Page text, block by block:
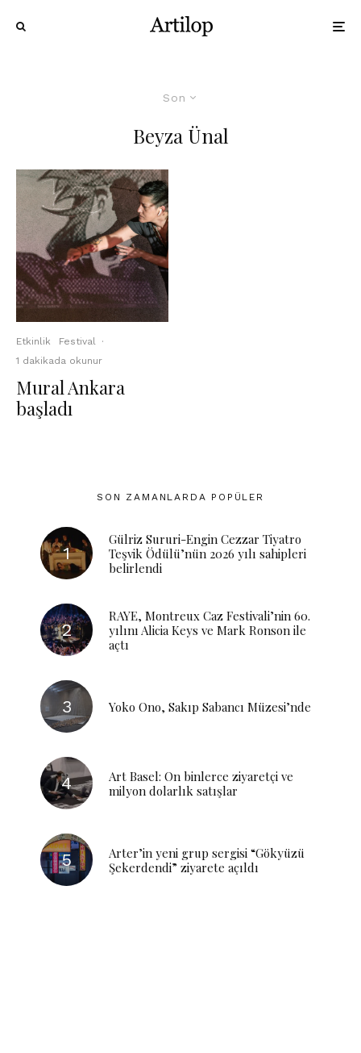
Son
Beyza Ünal
Etkinlik Festival ·
1 dakikada okunur
Mural Ankara
başladı
SON ZAMANLARDA POPÜLER
Gülriz Sururi-Engin Cezzar Tiyatro
Teşvik Ödülü’nün 2026 yılı sahipleri
belirlendi
RAYE, Montreux Caz Festivali’nin 60.
yılını Alicia Keys ve Mark Ronson ile
açtı
Yoko Ono, Sakıp Sabancı Müzesi’nde
Art Basel: On binlerce ziyaretçi ve
milyon dolarlık satışlar
Arter’in yeni grup sergisi “Gökyüzü
Şekerdendi” ziyarete açıldı